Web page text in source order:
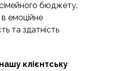
бюджету.
емоційне
та здатність
клієнтську